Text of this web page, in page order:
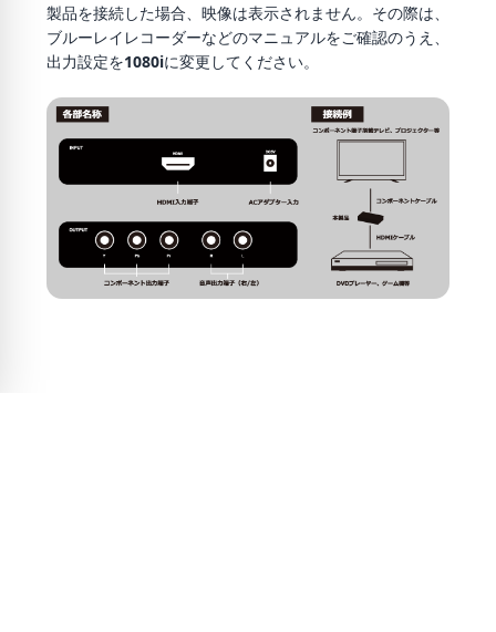
製品を接続した場合、映像は表示されません。その際は、
ブルーレイレコーダーなどのマニュアルをご確認のうえ、
出力設定を1080iに変更してください。